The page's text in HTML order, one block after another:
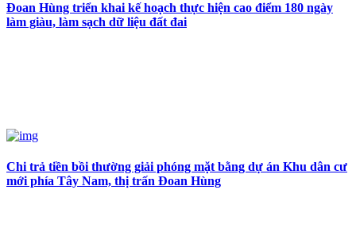
Đoan Hùng triển khai kế hoạch thực hiện cao điểm 180 ngày
làm giàu, làm sạch dữ liệu đất đai
Chi trả tiền bồi thường giải phóng mặt bằng dự án Khu dân cư
mới phía Tây Nam, thị trấn Đoan Hùng